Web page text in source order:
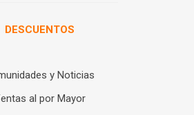
DESCUENTOS
y Noticias
al por Mayor